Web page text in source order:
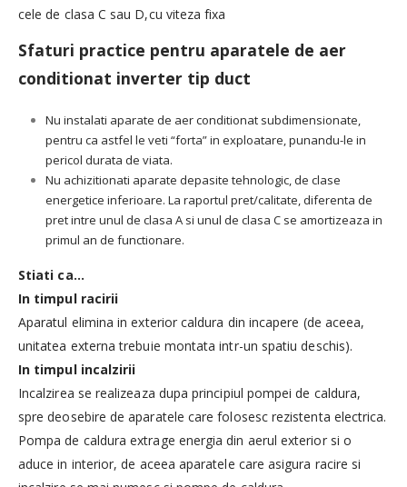
cele de clasa C sau D,cu viteza fixa
Sfaturi practice pentru aparatele de aer
conditionat inverter tip duct
Nu instalati aparate de aer conditionat subdimensionate,
pentru ca astfel le veti “forta” in exploatare, punandu-le in
pericol durata de viata.
Nu achizitionati aparate depasite tehnologic, de clase
energetice inferioare. La raportul pret/calitate, diferenta de
pret intre unul de clasa A si unul de clasa C se amortizeaza in
primul an de functionare.
Stiati ca…
In timpul racirii
Aparatul elimina in exterior caldura din incapere (de aceea,
unitatea externa trebuie montata intr-un spatiu deschis).
In timpul incalzirii
Incalzirea se realizeaza dupa principiul pompei de caldura,
spre deosebire de aparatele care folosesc rezistenta electrica.
Pompa de caldura extrage energia din aerul exterior si o
aduce in interior, de aceea aparatele care asigura racire si